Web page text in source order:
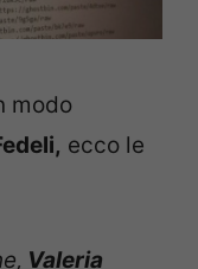
modo
ecco le
Valeria